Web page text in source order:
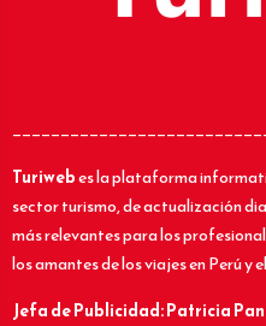
Turiwebes la plataforma
sector turismo, de actualización
más relevantes para los
los amantes de los viajes en Perú y
Jefa de Publicidad: Patricia